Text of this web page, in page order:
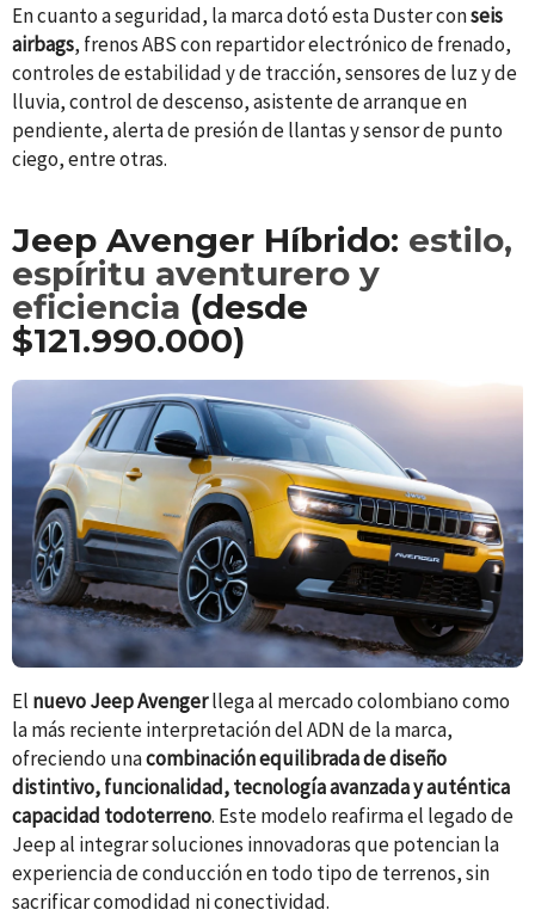
En cuanto a seguridad, la marca dotó esta Duster conseis
airbags, frenos ABS con repartidor electrónico de frenado,
controles de estabilidad y de tracción, sensores de luz y de
lluvia, control de descenso, asistente de arranque en
pendiente, alerta de presión de llantas y sensor de punto
ciego, entre otras.
Jeep Avenger Híbrido: estilo,
espíritu aventurero y
eficiencia (desde
$121.990.000)
El nuevo Jeep Avengerllega al mercado colombiano como
la más reciente interpretación del ADN de la marca,
ofreciendo unacombinación equilibrada de diseño
distintivo, funcionalidad, tecnología avanzada y auténtica
capacidad todoterreno. Este modelo reafirma el legado de
Jeep al integrar soluciones innovadoras que potencian la
experiencia de conducción en todo tipo de terrenos, sin
sacrificar comodidad ni conectividad.